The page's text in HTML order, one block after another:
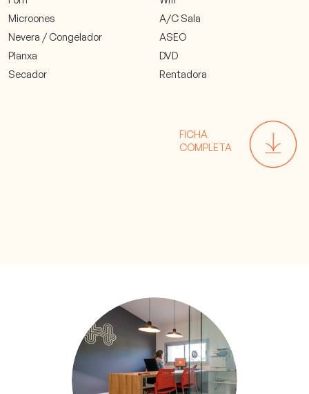
Microones
Nevera / Congelador
Planxa
Secador
A/C Sala
ASEO
DVD
Rentadora
FICHA
COMPLETA